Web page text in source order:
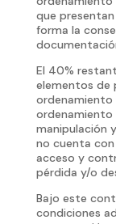
que
forma la
El 40%
elementos de
ordenamiento
ordenamiento
manipulación
no cuenta
acceso y
pérdida y/o
Bajo este
condiciones